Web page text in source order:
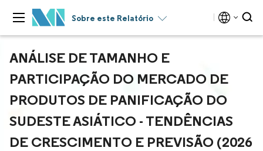
Sobre este Relatório
ANÁLISE DE TAMANHO E
PARTICIPAÇÃO DO MERCADO DE
PRODUTOS DE PANIFICAÇÃO DO
SUDESTE ASIÁTICO - TENDÊNCIAS
DE CRESCIMENTO E PREVISÃO (2026